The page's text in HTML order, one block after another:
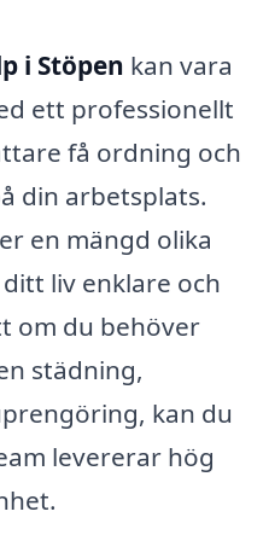
i Stöpen kan vara
ett professionellt
få ordning och
din arbetsplats.
en mängd olika
liv enklare och
om du behöver
städning,
kan du
levererar hög